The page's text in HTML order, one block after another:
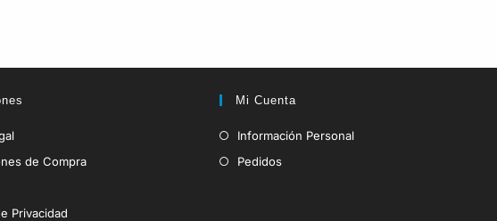
de Compra
Privacidad
Mi Cuenta
Información Personal
Pedidos